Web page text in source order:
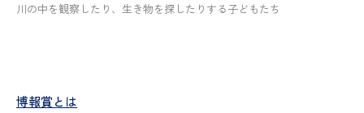
川の中を観察したり、生き物を探したりする子どもたち
博報賞とは